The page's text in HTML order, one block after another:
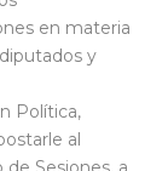
en materia
y
Política,
al